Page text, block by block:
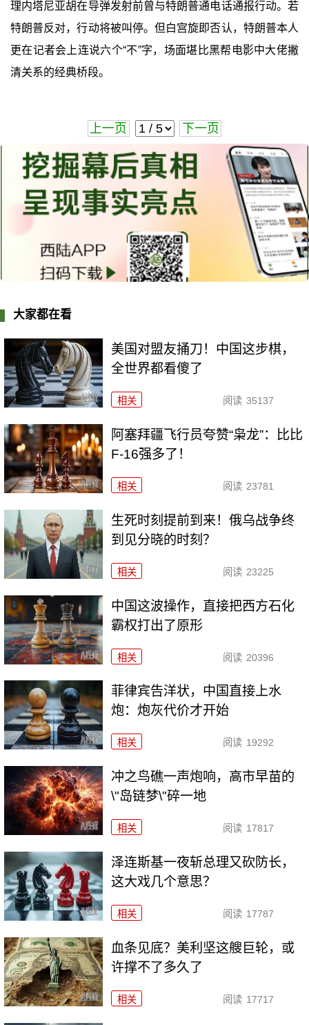
理内塔尼亚胡在导弹发射前曾与特朗普通电话通报行动。若
特朗普反对，行动将被叫停。但白宫旋即否认，特朗普本人
更在记者会上连说六个“不”字，场面堪比黑帮电影中大佬撇
清关系的经典桥段。
上一页 下一页
大家都在看
美国对盟友捅刀！中国这步棋，
全世界都看傻了
相关 阅读 35137
阿塞拜疆飞行员夸赞“枭龙”：比比
F-16强多了！
相关 阅读 23781
生死时刻提前到来！俄乌战争终
到见分晓的时刻？
相关 阅读 23225
中国这波操作，直接把西方石化
霸权打出了原形
相关 阅读 20396
菲律宾告洋状，中国直接上水
炮：炮灰代价才开始
相关 阅读 19292
冲之鸟礁一声炮响，高市早苗的
\"岛链梦\"碎一地
相关 阅读 17817
泽连斯基一夜斩总理又砍防长，
这大戏几个意思？
相关 阅读 17787
血条见底？美利坚这艘巨轮，或
许撑不了多久了
相关 阅读 17717